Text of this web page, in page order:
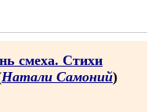
смеха. Стихи
Натали Самоний)